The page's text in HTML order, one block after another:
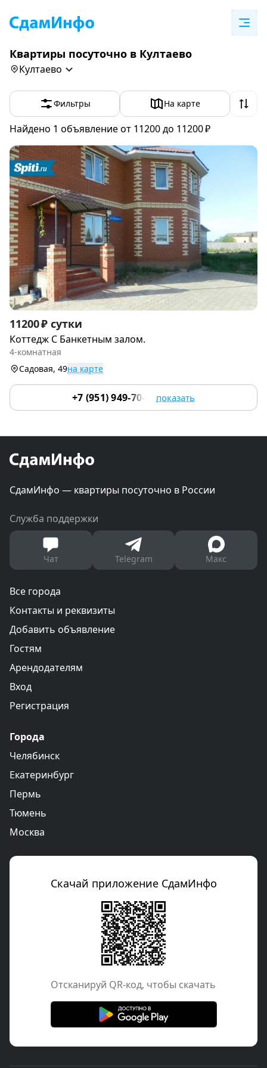
Квартиры посуточно в Култаево
Култаево
Фильтры На карте
Найдено 1 объявлениеот 11200 до 11200 ₽
Item
1
of
11200 ₽ сутки
Коттедж С Банкетным залом.
4-комнатная
Садовая, 49на карте
+7 (951) 949-70-70 показать
СдамИнфо — квартиры посуточно в России
Служба поддержки
Чат Telegram Макс
Все города
Контакты и реквизиты
Добавить объявление
Гостям
Арендодателям
Вход
Регистрация
Города
Челябинск
Екатеринбург
Пермь
Тюмень
Москва
Скачай приложение СдамИнфо
Отcканируй QR-код, чтобы скачать